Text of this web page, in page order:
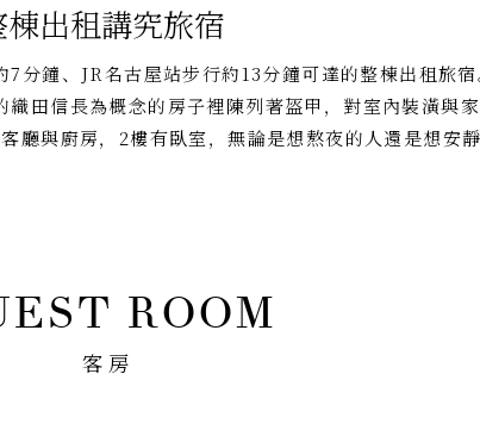
出租講究旅宿
分鐘、JR名古屋站步行約13分鐘可達的整棟出租旅
田信長為概念的房子裡陳列著盔甲，對室內裝潢與
廳與廚房，2樓有臥室，無論是想熬夜的人還是想安
客房